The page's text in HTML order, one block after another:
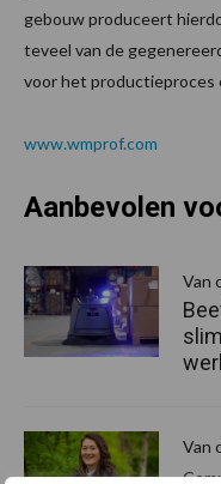
gebouw produceert
teveel van de
voor het productieproces
www.wmprof.com
Aanbevolen
Van
Van